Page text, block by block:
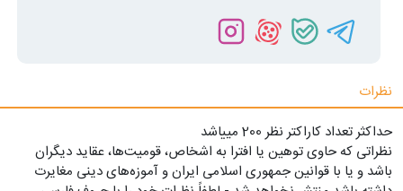
نظرات
حداکثر تعداد کاراکتر نظر 200 ميياشد
نظراتی که حاوی توهین یا افترا به اشخاص، قومیت‌ها، عقاید دیگران
باشد و یا با قوانین جمهوری اسلامی ایران و آموزه‌های دینی مغایرت